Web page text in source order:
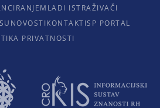
MLADI ISTRAŽIVAČI
NOVOSTIKONTAKTISP PORTAL
PRIVATNOSTI